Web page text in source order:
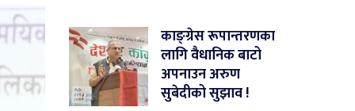
काङ्ग्रेस रूपान्तरणका
लागि वैधानिक बाटो
अपनाउन अरुण
सुबेदीको सुझाव !